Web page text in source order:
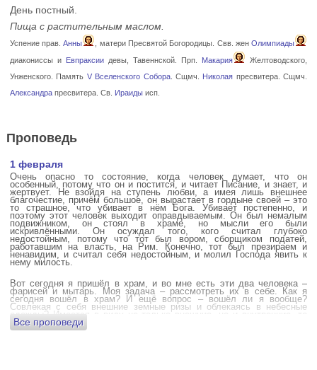
День постный.
Пища с растительным маслом.
Успение прав.Анны , матери Пресвятой Богородицы. Свв. женОлимпиады
диакониссы и Евпраксиидевы, Тавеннской. Прп. Макария
Желтоводского,
Унженского. Память V Вселенского Собора. Сщмч. Николая пресвитера. Сщмч.
Александрапресвитера. Св. Ираидыисп.
Проповедь
1 февраля
Очень опасно то состояние, когда человек думает, что он
особенный, потому что он и постится, и читает Писание, и знает, и
жертвует. Не взойдя на ступень любви, а имея лишь внешнее
благочестие, причём большое, он вырастает в гордыне своей – это
то страшное, что убивает в нём Бога. Убивает постепенно, и
поэтому этот человек выходит оправдываемым. Он был немалым
подвижником, он стоял в храме, но мысли его были
искривлёнными. Он осуждал того, кого считал глубоко
недостойным, потому что тот был вором, сборщиком податей,
работавшим на власть, на Рим. Конечно, тот был презираем и
ненавидим, и считал себя недостойным, и молил Господа явить к
нему милость.
Вот сегодня я пришёл в храм, и во мне есть эти два человека –
фарисей и мытарь. Моя задача – рассмотреть их в себе. Как я
сегодня вошёл в храм? И ещё вопрос – вошёл ли я вообще?
Совлекая с себя внешние земные ризы и облекаясь в небесные
одежды? Имеется в виду не только внешние, но и внутренние, то
есть помыслы.
Все проповеди